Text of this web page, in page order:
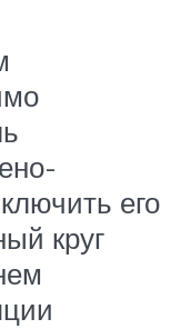
его
круг